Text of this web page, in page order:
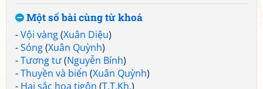
Một số bài cùng từ khoá
-Vội vàng(Xuân Diệu)
-Sóng(Xuân Quỳnh)
-Tương tư(Nguyễn Bính)
-Thuyền và biển (Xuân Quỳnh)
- Hai sắc hoa tigôn (T.T.Kh.)